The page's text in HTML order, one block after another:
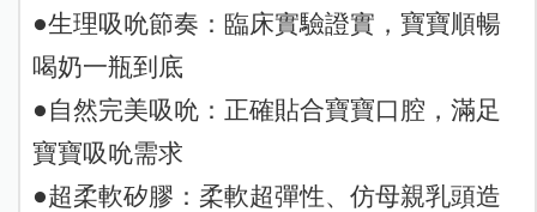
●生理吸吮節奏：臨床實驗證實，寶寶順暢
喝奶一瓶到底
●自然完美吸吮：正確貼合寶寶口腔，滿足
寶寶吸吮需求
●超柔軟矽膠：柔軟超彈性、仿母親乳頭造